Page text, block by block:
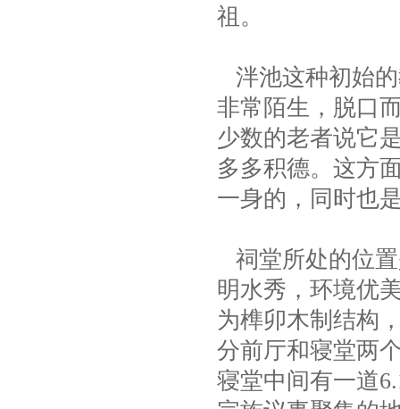
祖。
泮池这种初始
非常陌生，脱口
少数的老者说它
多多积德。这方
一身的，同时也
祠堂所处的位
明水秀，环境优
为榫卯木制结构
分前厅和寝堂两
寝堂中间有一道